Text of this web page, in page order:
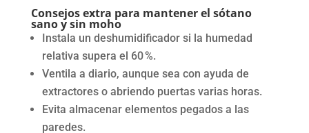
Consejos extra para mantener el sótano
sano y sin moho
Instala un deshumidificador si la humedad
relativa supera el 60 %.
Ventila a diario, aunque sea con ayuda de
extractores o abriendo puertas varias horas.
Evita almacenar elementos pegados a las
paredes.